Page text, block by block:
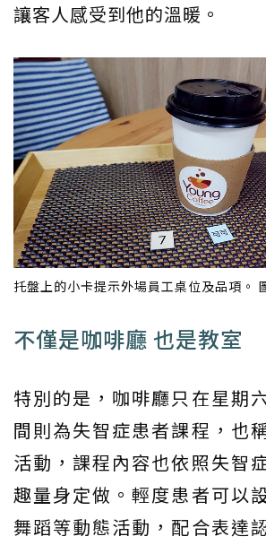
讓客人感受到他的溫暖。
托盤上的小卡提示外場員工桌位及品項。
不僅是咖啡廳 也是教室
特別的是，咖啡廳只在星期
間則為失智症患者課程，也
活動，課程內容也依照失智
趣量身定做。輕度患者可以
舞蹈等動態活動，配合表達